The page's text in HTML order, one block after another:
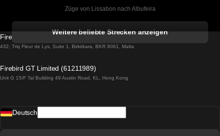
Züge von Lissabon nach Albufeira
Züge von Lissabon nach Lagos
Züge von Lissabon nach Madrid
Weitere beliebte Strecken anzeigen
Firebird GT Limited (OC 1451)
432, Triq Fleur de Lys, Suite 1, Birkirkara, BKR 9061, Malta
Firebird GT Limited (61211989)
Unit G 15/F Tal Building 49 Austin Road, KL, Hong Kong
Deutsch